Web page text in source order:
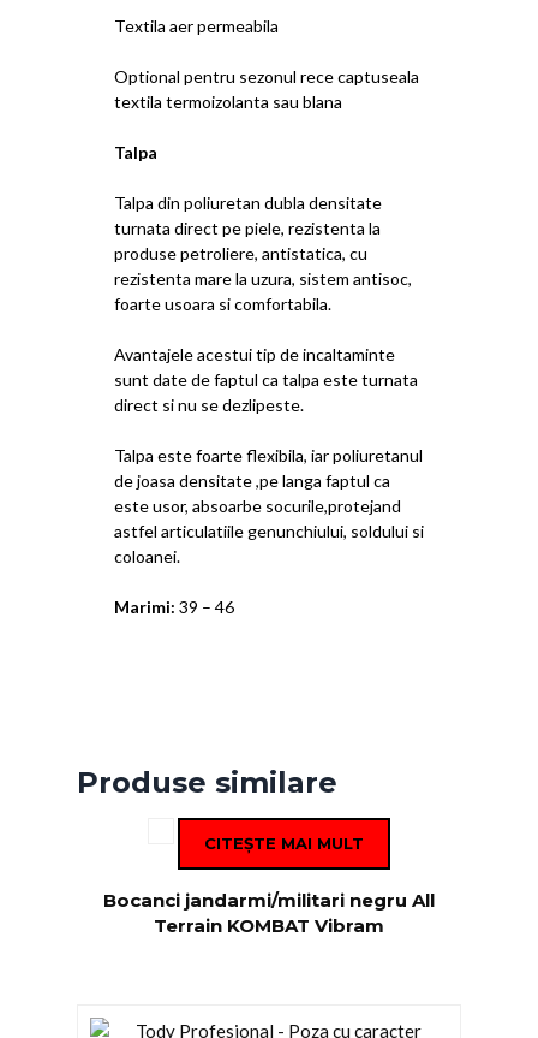
Textila aer permeabila
Optional pentru sezonul rece captuseala
textila termoizolanta sau blana
Talpa
Talpa din poliuretan dubla densitate
turnata direct pe piele, rezistenta la
produse petroliere, antistatica, cu
rezistenta mare la uzura, sistem antisoc,
foarte usoara si comfortabila.
Avantajele acestui tip de incaltaminte
sunt date de faptul ca talpa este turnata
direct si nu se dezlipeste.
Talpa este foarte flexibila, iar poliuretanul
de joasa densitate ,pe langa faptul ca
este usor, absoarbe socurile,protejand
astfel articulatiile genunchiului, soldului si
coloanei.
Marimi: 39 – 46
Produse similare
CITEȘTE MAI MULT
Bocanci jandarmi/militari negru All
Terrain KOMBAT Vibram